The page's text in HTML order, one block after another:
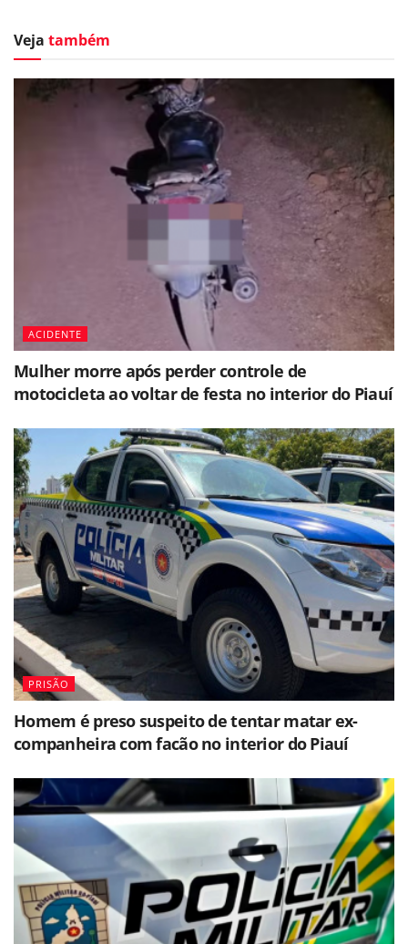
Veja também
ACIDENTE
Mulher morre após perder controle de
motocicleta ao voltar de festa no interior do Piauí
PRISÃO
Homem é preso suspeito de tentar matar ex-
companheira com facão no interior do Piauí